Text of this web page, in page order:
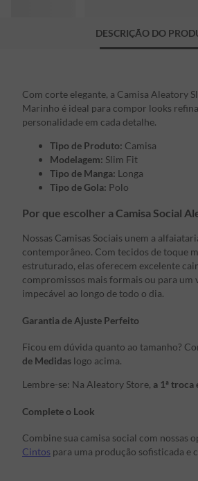
DESCRIÇÃO DO
Com corte elegante, a Camisa Aleatory
Marinho é ideal para compor looks
personalidade em cada detalhe.
Tipo de Produto: Camisa
Modelagem: Slim Fit
Tipo de Manga: Longa
Tipo de Gola: Polo
Por que escolher a Camisa Social
Nossas Camisas Sociais unem a
contemporâneo. Com tecidos de toque
estruturado, elas oferecem excelente
compromissos mais formais ou para um
impecável ao longo de todo o dia.
Garantia de Ajuste Perfeito
Ficou em dúvida quanto ao tamanho?
de Medidas logo acima.
Lembre-se: Na Aleatory Store, a 1ª troca
Complete o Look
Combine sua camisa social com nossas
Cintos para uma produção sofisticada e